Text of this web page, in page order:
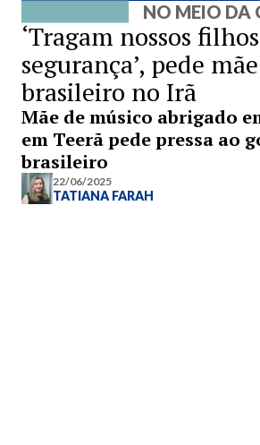
NO MEIO DA
‘Tragam nossos
segurança’, pede
brasileiro no Irã
Mãe de músico abrigado
em Teerã pede pressa ao
brasileiro
22/06/2025
TATIANA FARAH